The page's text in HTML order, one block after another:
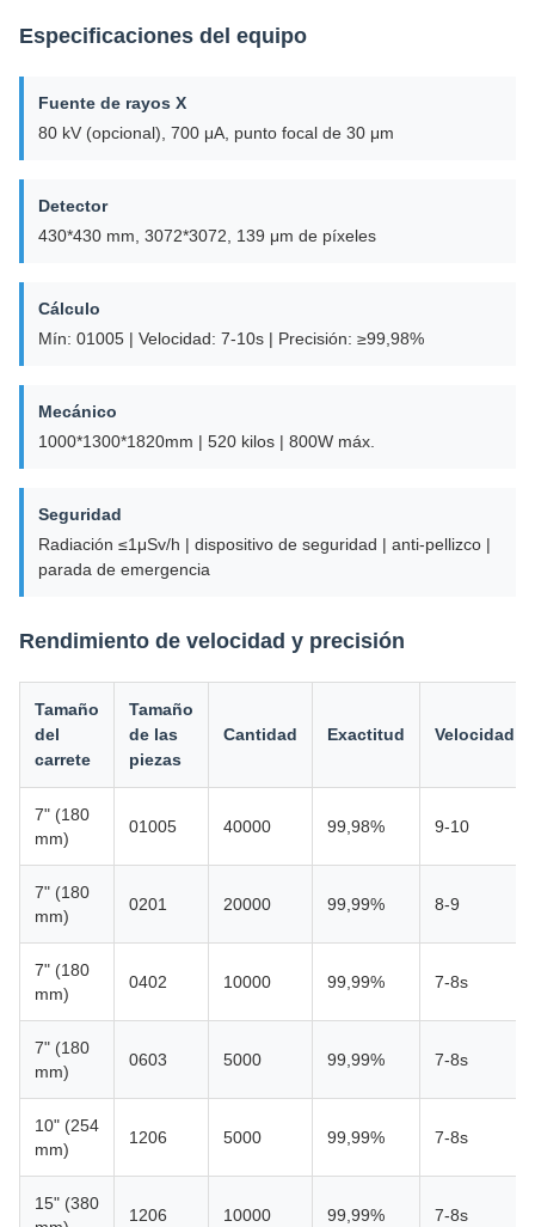
Especificaciones del equipo
Fuente de rayos X
80 kV (opcional), 700 μA, punto focal de 30 μm
Detector
430*430 mm, 3072*3072, 139 μm de píxeles
Cálculo
Mín: 01005 | Velocidad: 7-10s | Precisión: ≥99,98%
Mecánico
1000*1300*1820mm | 520 kilos | 800W máx.
Seguridad
Radiación ≤1μSv/h | dispositivo de seguridad | anti-pellizco |
parada de emergencia
Rendimiento de velocidad y precisión
Tamaño
del
carrete
Tamaño
de las
piezas
Cantidad Exactitud Velocidad
7" (180
mm)
01005 40000 99,98% 9-10
7" (180
mm)
0201 20000 99,99% 8-9
7" (180
mm)
0402 10000 99,99% 7-8s
7" (180
mm)
0603 5000 99,99% 7-8s
10" (254
mm)
1206 5000 99,99% 7-8s
15" (380
1206 10000 99,99% 7-8s